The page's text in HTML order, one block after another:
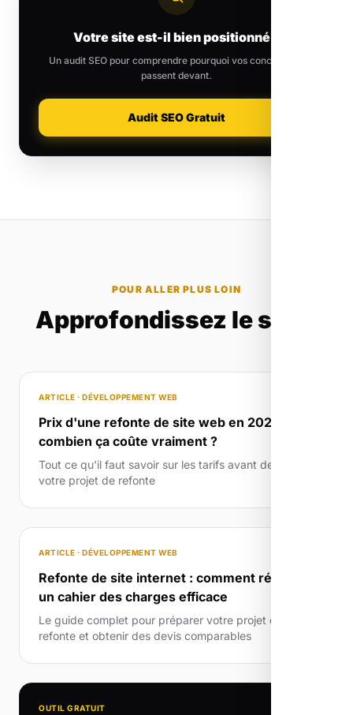
Votre site est-il bien positionné ?
Un audit SEO pour comprendre pourquoi vos concurrents
passent devant.
Audit SEO Gratuit
POUR ALLER PLUS LOIN
Approfondissez le sujet
ARTICLE · DÉVELOPPEMENT WEB
Prix d'une refonte de site web en 2026 :
combien ça coûte vraiment ?
Tout ce qu'il faut savoir sur les tarifs avant de lancer
votre projet de refonte
ARTICLE · DÉVELOPPEMENT WEB
Refonte de site internet : comment rédiger
un cahier des charges efficace
Le guide complet pour préparer votre projet de
refonte et obtenir des devis comparables
OUTIL GRATUIT